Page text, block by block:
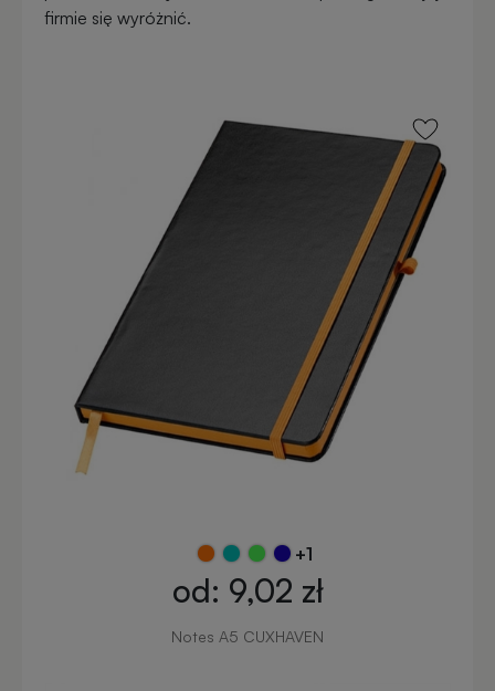
firmie się wyróżnić.
+1
od: 9,02 zł
Notes A5 CUXHAVEN